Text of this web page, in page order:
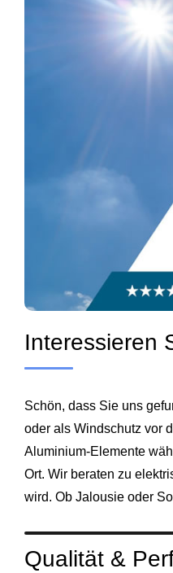
Interessieren
Schön, dass Sie uns
oder als Windschutz vor
Aluminium‑Elemente
Ort. Wir beraten zu
wird. Ob Jalousie oder
Qualität &